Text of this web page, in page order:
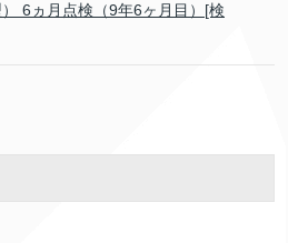
6ヵ月点検（9年6ヶ月目）[検